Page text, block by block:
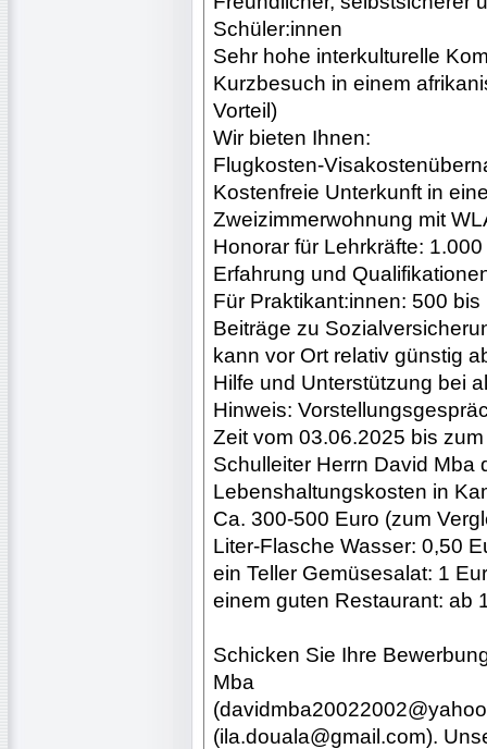
Schüler:innen
Sehr hohe interkulturelle
Kurzbesuch in einem
Vorteil)
Wir bieten Ihnen:
Flugkosten-
Kostenfreie Unterkunft in
Zweizimmerwohnung mit
Honorar für Lehrkräfte:
Erfahrung und
Für Praktikant:innen: 500
Beiträge zu
kann vor Ort relativ günstig
Hilfe und Unterstützung bei
Hinweis:
Zeit vom 03.06.2025 bis
Schulleiter Herrn David Mba
Lebenshaltungskosten in
Ca. 300-500 Euro (zum
Liter-Flasche Wasser: 0,50
ein Teller Gemüsesalat: 1
einem guten Restaurant: ab
Schicken Sie Ihre
Mba
(ila.douala@gmail.com).